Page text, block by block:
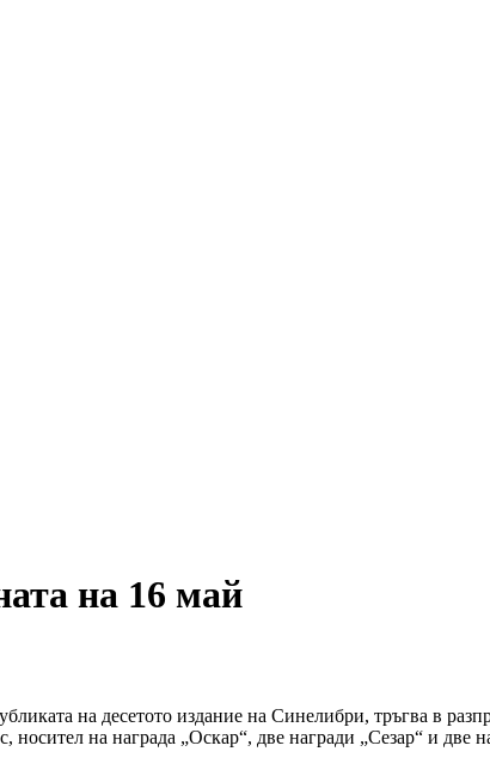
на 16 май
на десетото издание на Синелибри, тръгва в
на награда „Оскар“, две награди „Сезар“ и две